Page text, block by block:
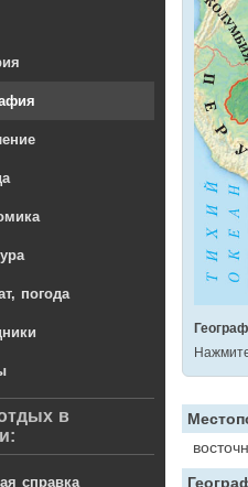
погода
в
справка